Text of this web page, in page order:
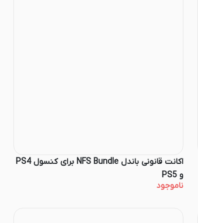
اکانت قانونی باندل NFS Bundle برای کنسول PS4
و PS5
ناموجود